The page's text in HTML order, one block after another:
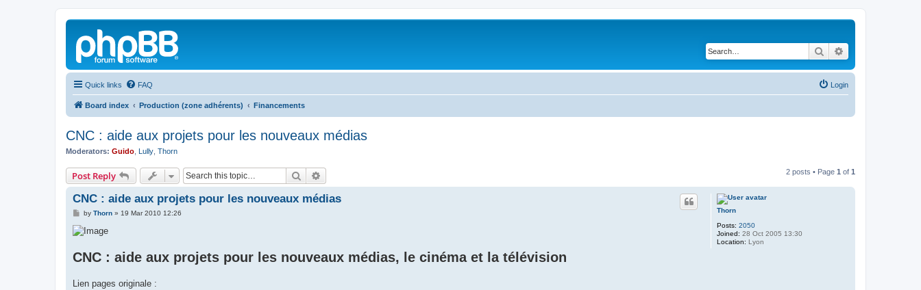
Search
Quick links FAQ Login
Board index Production (zone adhérents) Financements
CNC : aide aux projets pour les nouveaux médias
Moderators: Guido Lully Thorn
Post Reply Search 2 posts • Page 1 of 1
Thorn
Posts: 2050
Joined: 28 Oct 2005 13:30
Location: Lyon
CNC : aide aux projets pour les nouveaux médias
P
s
t
by Thorn» 19 Mar 2010 12:26
CNC : aide aux projets pour les nouveaux médias, le cinéma et la télévision
Lien pages originale :